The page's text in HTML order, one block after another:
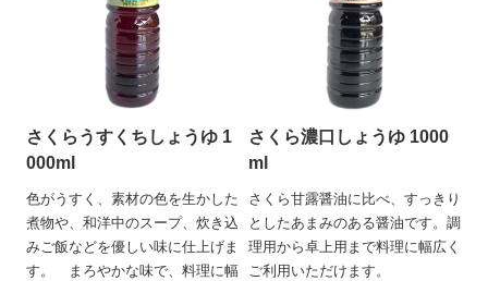
さくらうすくちしょうゆ 1
000ml
色がうすく、素材の色を生かした
煮物や、和洋中のスープ、炊き込
みご飯などを優しい味に仕上げま
す。 まろやかな味で、料理に幅
さくら濃口しょうゆ 1000
ml
さくら甘露醤油に比べ、すっきり
としたあまみのある醤油です。調
理用から卓上用まで料理に幅広く
ご利用いただけます。